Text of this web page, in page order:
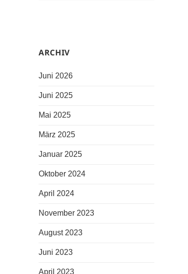
ARCHIV
Juni 2026
Juni 2025
Mai 2025
März 2025
Januar 2025
Oktober 2024
April 2024
November 2023
August 2023
Juni 2023
April 2023